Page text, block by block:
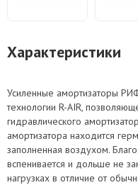
Характеристики
Усиленные амортизаторы
технологии R-AIR,
гидравлического
амортизатора находится
заполненная воздухом.
вспенивается и дольше не
нагрузках в отличие от